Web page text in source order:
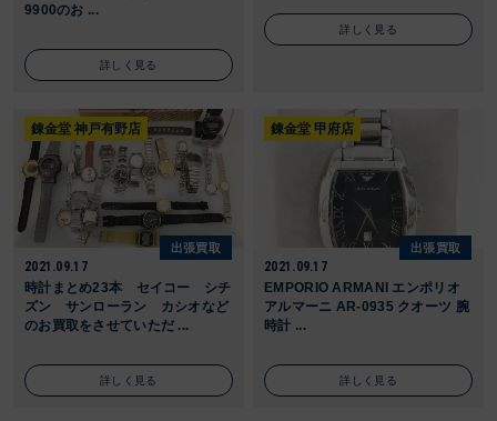
9900のお ...
詳しく見る
詳しく見る
錬金堂 神戸有野店
出張買取
2021.09.17
時計まとめ23本 セイコー シチ
ズン サンローラン カシオなど
のお買取をさせていただ ...
詳しく見る
錬金堂 甲府店
出張買取
2021.09.17
EMPORIO ARMANI エンポリオ
アルマーニ AR-0935 クオーツ 腕
時計 ...
詳しく見る